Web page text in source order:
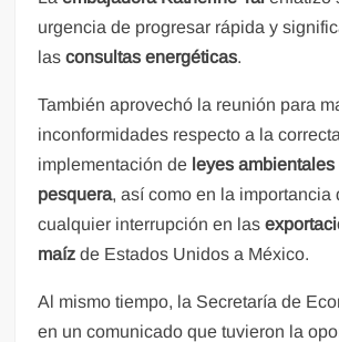
urgencia de progresar rápida y
lasconsultas energéticas.
También aprovechó la reunión para
inconformidades respecto a la correcta
implementación de leyes
pesquera, así como en la importancia
cualquier interrupción en las
maízde Estados Unidos a México.
Al mismo tiempo, la Secretaría de
en un comunicado que tuvieron la